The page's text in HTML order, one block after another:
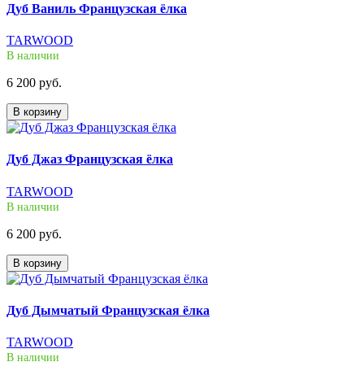
Дуб Ваниль Французская ёлка
TARWOOD
В наличии
6 200 руб.
В корзину
Дуб Джаз Французская ёлка
TARWOOD
В наличии
6 200 руб.
В корзину
Дуб Дымчатый Французская ёлка
TARWOOD
В наличии